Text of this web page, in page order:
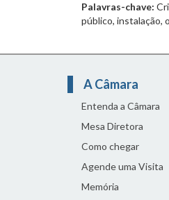
Palavras-chave:
público, instalação,
A Câmara
Entenda a Câmara
Mesa Diretora
Como chegar
Agende uma Visita
Memória